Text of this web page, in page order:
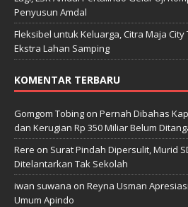
Penyusun Amdal
Fleksibel untuk Keluarga, Citra Maja
Ekstra Lahan Samping
KOMENTAR TERBARU
Gomgom Tobing on Pernah Dibahas
dan Kerugian Rp 350 Miliar Belum
Rere on Surat Pindah Dipersulit, Murid
Ditelantarkan Tak Sekolah
iwan suwana on Reyna Usman
Umum Apindo